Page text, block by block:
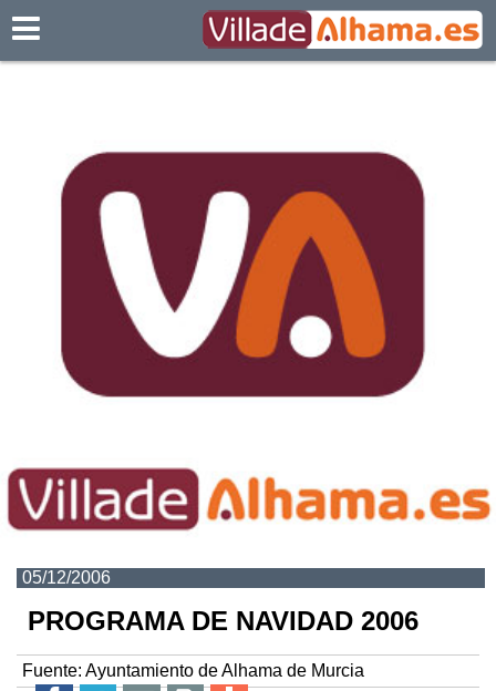
05/12/2006
PROGRAMA DE NAVIDAD 2006
Fuente: Ayuntamiento de Alhama de Murcia